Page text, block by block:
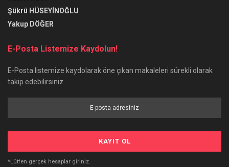
Şükrü HÜSEYİNOĞLU
Yakup DÖĞER
E-Posta Listemize Kaydolun!
E-Posta listemize kaydolarak öne çıkan makaleleri sürekli olarak
takip edebilirsiniz.
*Lütfen gerçek hesaplar giriniz.